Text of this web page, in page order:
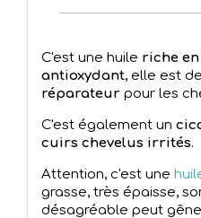
C'est une huile riche
antioxydant, elle est
réparateur pour les
C'est également un
cuirs chevelus irrités.
Attention, c'est une
grasse, très épaisse,
désagréable peut